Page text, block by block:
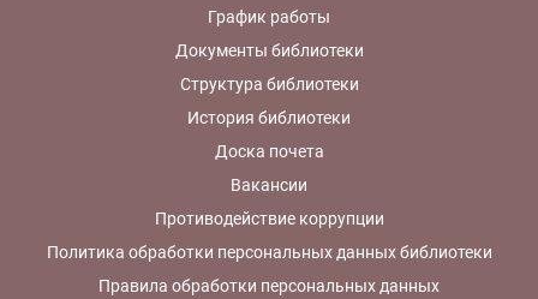
График работы
Документы библиотеки
Структура библиотеки
История библиотеки
Доска почета
Вакансии
Противодействие коррупции
Политика обработки персональных данных библиотеки
Правила обработки персональных данных